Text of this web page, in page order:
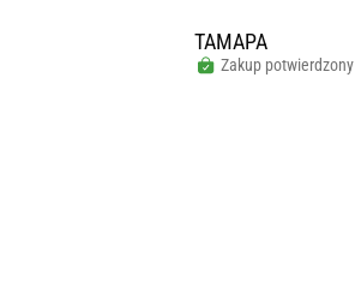
ТАМАРА
Zakup potwierdzony